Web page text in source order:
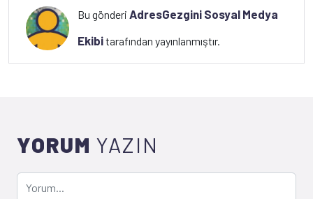
Bu gönderiAdresGezgini Sosyal Medya
Ekibitarafından yayınlanmıştır.
YORUM YAZIN